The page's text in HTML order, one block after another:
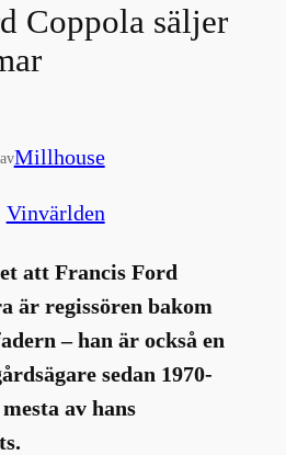
Coppola säljer
avMillhouse
Vinvärlden
att Francis Ford
är regissören bakom
– han är också en
sedan 1970-
av hans